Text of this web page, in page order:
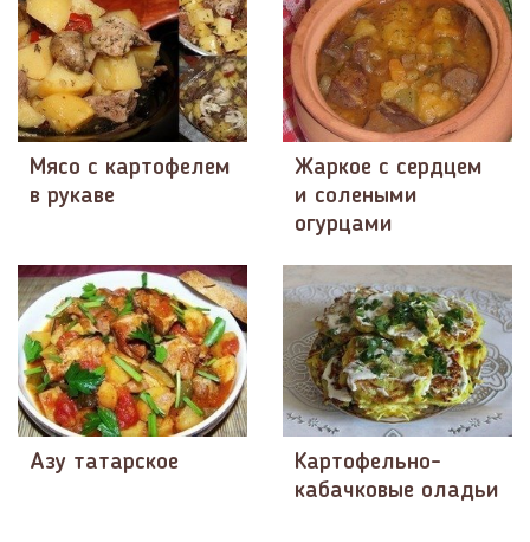
Мясо с картофелем
в рукаве
Жаркое с сердцем
и солеными
огурцами
Азу татарское
Картофельно-
кабачковые оладьи